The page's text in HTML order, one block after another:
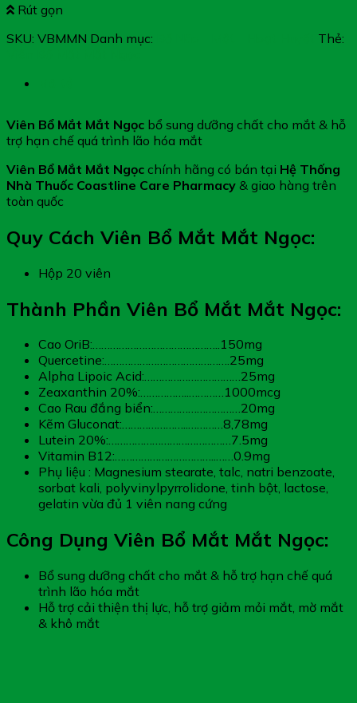
Rút gọn
SKU: VBMMN Danh mục:
Thẻ:
Viên Bổ Mắt Mắt Ngọc bổ sung dưỡng chất cho mắt & hỗ
trợ hạn chế quá trình lão hóa mắt
Viên Bổ Mắt Mắt Ngọc chính hãng có bán tại Hệ Thống
Nhà Thuốc Coastline Care Pharmacy & giao hàng trên
toàn quốc
Quy Cách Viên Bổ Mắt Mắt Ngọc:
Hộp 20 viên
Thành Phần Viên Bổ Mắt Mắt Ngọc:
Cao OriB:……………………………………..150mg
Quercetine:…………………………………….25mg
Alpha Lipoic Acid:……………………………25mg
Zeaxanthin 20%:……………..…………1000mcg
Cao Rau đắng biển:…………………………20mg
Kẽm Gluconat:…………………..…………8,78mg
Lutein 20%:……………………………………7.5mg
Vitamin B12:……………………………..……0.9mg
Phụ liệu : Magnesium stearate, talc, natri benzoate,
sorbat kali, polyvinylpyrrolidone, tinh bột, lactose,
gelatin vừa đủ 1 viên nang cứng
Công Dụng Viên Bổ Mắt Mắt Ngọc:
Bổ sung dưỡng chất cho mắt & hỗ trợ hạn chế quá
trình lão hóa mắt
Hỗ trợ cải thiện thị lực, hỗ trợ giảm mỏi mắt, mờ mắt
& khô mắt